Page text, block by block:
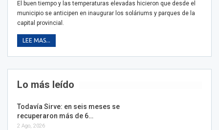
El buen tiempo y las temperaturas elevadas hicieron que desde el
municipio se anticipen en inaugurar los soláriums y parques de la
capital provincial.
LEE MAS...
Lo más leído
Todavía Sirve: en seis meses se
recuperaron más de 6…
2 Ago, 2026